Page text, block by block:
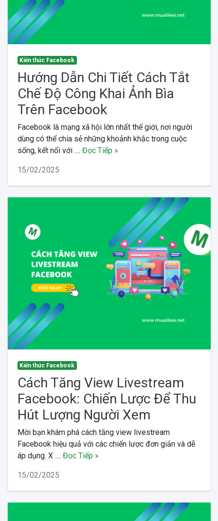
Kiến thức Facebook
Hướng Dẫn Chi Tiết Cách Tắt
Chế Độ Công Khai Ảnh Bìa
Trên Facebook
Facebook là mạng xã hội lớn nhất thế giới, nơi người
dùng có thể chia sẻ những khoảnh khắc trong cuộc
sống, kết nối với .... Đọc Tiếp »
15/02/2025
Kiến thức Facebook
Cách Tăng View Livestream
Facebook: Chiến Lược Để Thu
Hút Lượng Người Xem
Mời bạn khám phá cách tăng view livestream
Facebook hiệu quả với các chiến lược đơn giản và dễ
áp dụng. X .... Đọc Tiếp »
15/02/2025